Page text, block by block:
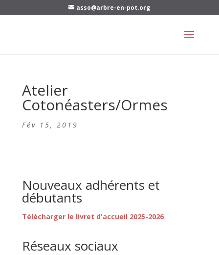
asso@arbre-en-pot.org
Atelier
Cotonéasters/Ormes
Fév 15, 2019
Nouveaux adhérents et
débutants
Télécharger le livret d'accueil 2025-2026
Réseaux sociaux